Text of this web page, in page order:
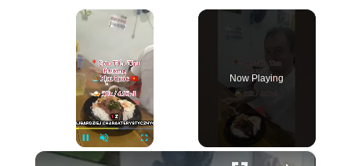
×
Now Playing
×